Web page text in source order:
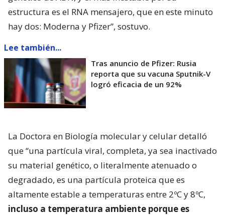
estructura es el RNA mensajero, que en este minuto
hay dos: Moderna y Pfizer”, sostuvo.
Lee también...
Tras anuncio de Pfizer: Rusia
reporta que su vacuna Sputnik-V
logró eficacia de un 92%
La Doctora en Biología molecular y celular detalló
que “una partícula viral, completa, ya sea inactivado
su material genético, o literalmente atenuado o
degradado, es una partícula proteica que es
altamente estable a temperaturas entre 2ºC y 8ºC,
incluso a temperatura ambiente porque es